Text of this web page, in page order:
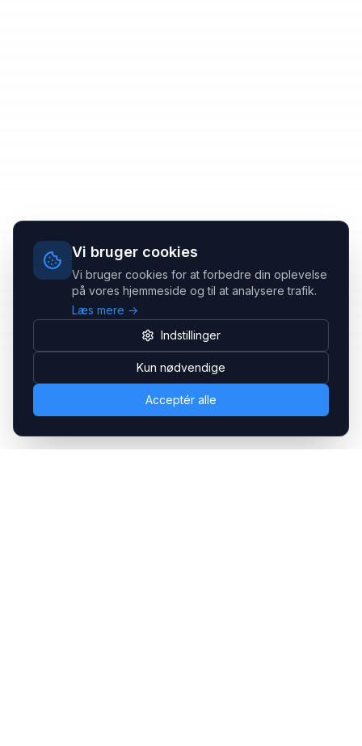
Vi bruger cookies
Vi bruger cookies for at forbedre din oplevelse
på vores hjemmeside og til at analysere trafik.
Læs mere →
Indstillinger
Kun nødvendige
Acceptér alle